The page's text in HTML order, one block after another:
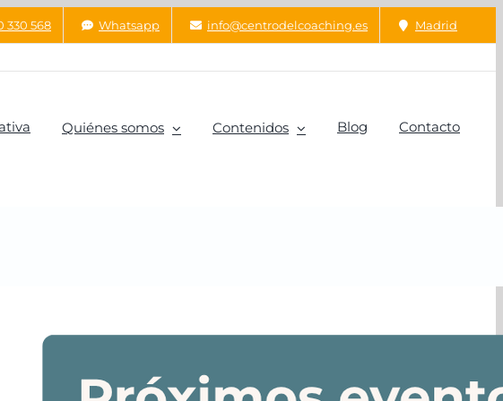
330 568 Whatsapp info@centrodelcoaching.es Madrid
Quiénes somos Contenidos Blog Contacto